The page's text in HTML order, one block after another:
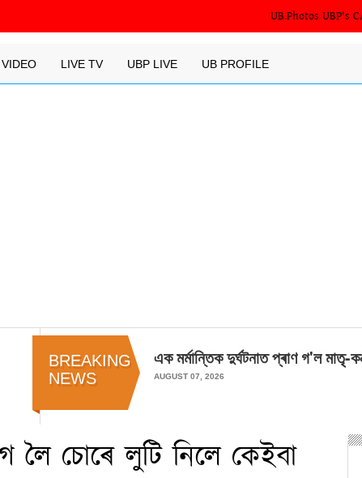
UB.Photos UBP's
VIDEO LIVE TV UBP LIVE UB PROFILE
BREAKING
NEWS
"প্রধানমন্ত্রীৰ সাক্ষাতৰ বাবে দিল্লীলৈ
AUGUST 07, 2026
চোৰে লুটি নিলে কেইবা